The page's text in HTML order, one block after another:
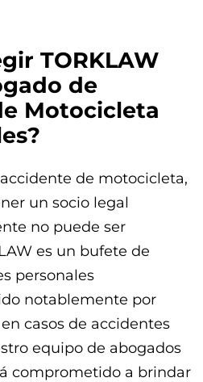
TORKLAW
de
Motocicleta
de motocicleta,
un socio legal
no puede ser
es un bufete de
personales
notablemente por
casos de accidentes
equipo de abogados
comprometido a brindar